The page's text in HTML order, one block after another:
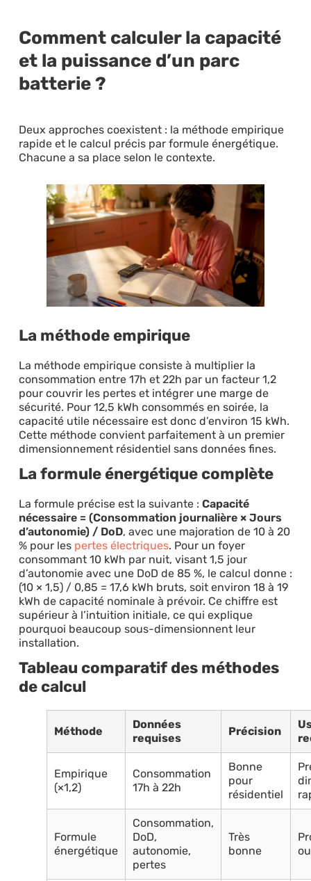
Comment calculer la capacité
et la puissance d’un parc
batterie ?
Deux approches coexistent : la méthode empirique
rapide et le calcul précis par formule énergétique.
Chacune a sa place selon le contexte.
La méthode empirique
La méthode empirique consiste à multiplier la
consommation entre 17h et 22h par un facteur 1,2
pour couvrir les pertes et intégrer une marge de
sécurité. Pour 12,5 kWh consommés en soirée, la
capacité utile nécessaire est donc d’environ 15 kWh.
Cette méthode convient parfaitement à un premier
dimensionnement résidentiel sans données fines.
La formule énergétique complète
La formule précise est la suivante : Capacité
nécessaire = (Consommation journalière × Jours
d’autonomie) / DoD, avec une majoration de 10 à 20
% pour les pertes électriques. Pour un foyer
consommant 10 kWh par nuit, visant 1,5 jour
d’autonomie avec une DoD de 85 %, le calcul donne :
(10 × 1,5) / 0,85 = 17,6 kWh bruts, soit environ 18 à 19
kWh de capacité nominale à prévoir. Ce chiffre est
supérieur à l’intuition initiale, ce qui explique
pourquoi beaucoup sous-dimensionnent leur
installation.
Tableau comparatif des méthodes
de calcul
Méthode
Données
requises
Précision
Empirique
(×1,2)
Consommation
17h à 22h
Bonne
pour
résidentiel
Formule
énergétique
Consommation,
DoD,
autonomie,
pertes
Très
bonne